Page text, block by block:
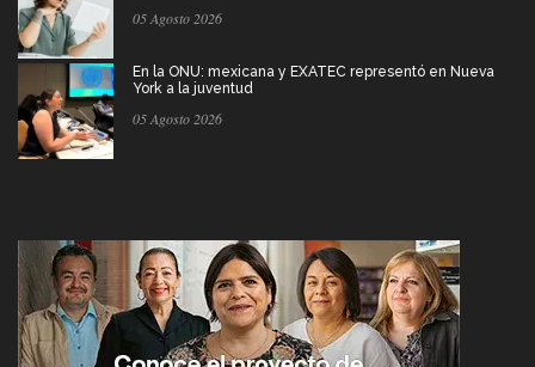
05 Agosto 2026
En la ONU: mexicana y EXATEC representó en Nueva
York a la juventud
05 Agosto 2026